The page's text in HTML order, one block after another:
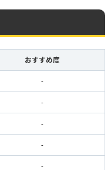
おすすめ度
-
-
-
-
-